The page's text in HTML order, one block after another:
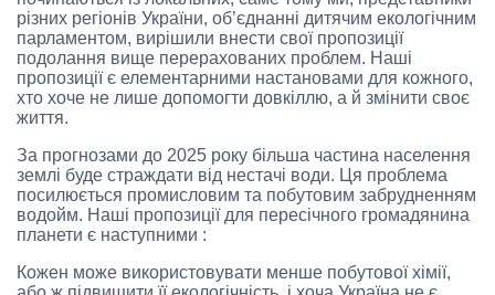
різних регіонів України, об’єднанні дитячим екологічним
парламентом, вирішили внести свої пропозиції
подолання вище перерахованих проблем. Наші
пропозиції є елементарними настановами для кожного,
хто хоче не лише допомогти довкіллю, а й змінити своє
життя.
За прогнозами до 2025 року більша частина населення
землі буде страждати від нестачі води. Ця проблема
посилюється промисловим та побутовим забрудненням
водойм. Наші пропозиції для пересічного громадянина
планети є наступними :
Кожен може використовувати менше побутової хімії,